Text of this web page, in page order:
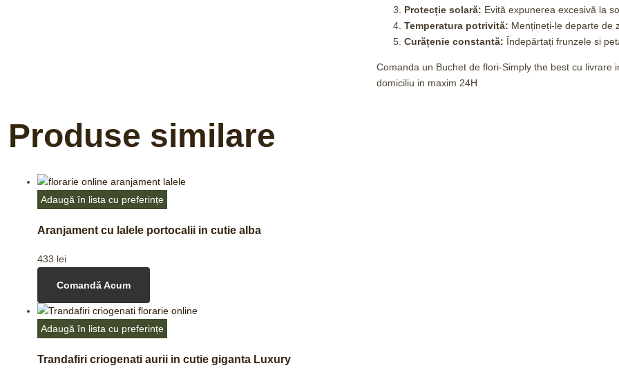
Protecție solară: Evită expunerea excesivă la
Temperatura potrivită: Mențineți-le departe de
Curățenie constantă: Îndepărtați frunzele si
Comanda un Buchet de flori-Simply the best cu livrare
domiciliu in maxim 24H
Produse similare
Adaugă în lista cu preferințe
Aranjament cu lalele portocalii in cutie alba
433 lei
Comandă Acum
Adaugă în lista cu preferințe
Trandafiri criogenati aurii in cutie giganta Luxury